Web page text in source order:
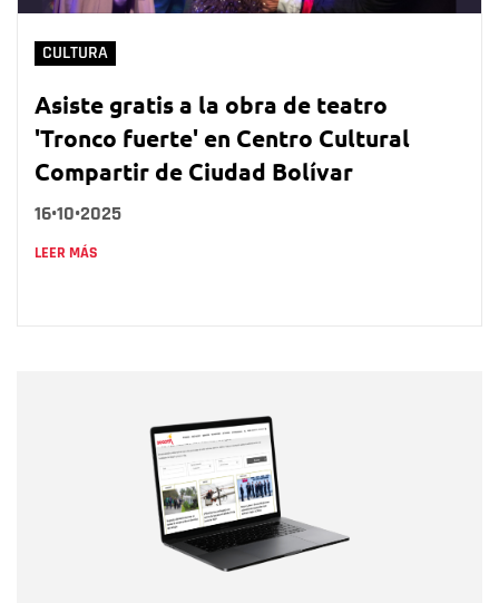
CULTURA
Asiste gratis a la obra de teatro
'Tronco fuerte' en Centro Cultural
Compartir de Ciudad Bolívar
16•10•2025
LEER MÁS
Correo electrónico
Tipo de comentario